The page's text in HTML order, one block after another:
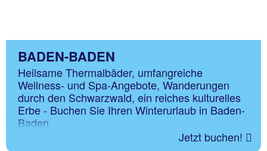
BADEN-BADEN
Heilsame Thermalbäder, umfangreiche
Wellness- und Spa-Angebote, Wanderungen
durch den Schwarzwald, ein reiches kulturelles
Erbe - Buchen Sie Ihren Winterurlaub in Baden-
Baden.
Jetzt buchen!